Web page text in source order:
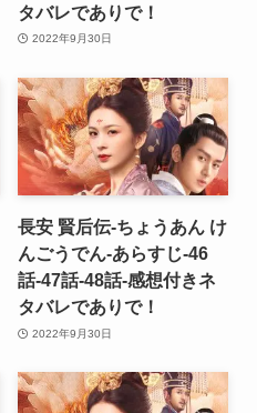
タバレでありで！
2022年9月30日
長安 賢后伝-ちょうあん け
んごうでん-あらすじ-46
話-47話-48話-感想付きネ
タバレでありで！
2022年9月30日